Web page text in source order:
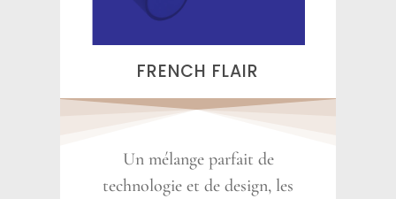
FRENCH FLAIR
Un mélange parfait de
technologie et de design, les